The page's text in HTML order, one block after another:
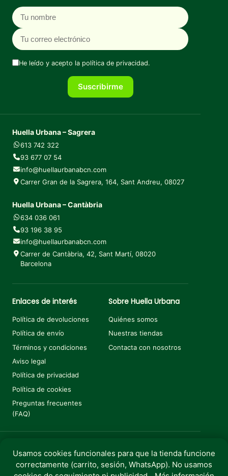
Nombre
Correo electrónico
He leído y acepto la política de privacidad.
Suscribirme
Huella Urbana – Sagrera
613 742 322
93 677 07 54
info@huellaurbanabcn.com
Carrer Gran de la Sagrera, 164, Sant Andreu, 08027
Huella Urbana – Cantàbria
634 036 061
93 196 38 95
info@huellaurbanabcn.com
Carrer de Cantàbria, 42, Sant Martí, 08020
Barcelona
Enlaces de interés
Política de devoluciones
Política de envío
Términos y condiciones
Aviso legal
Política de privacidad
Política de cookies
Preguntas frecuentes
(FAQ)
Sobre Huella Urbana
Quiénes somos
Nuestras tiendas
Contacta con nosotros
Copyright © 2025 Huella Urbana. Todos los derechos
Usamos cookies funcionales para que la tienda funcione
correctamente (carrito, sesión, WhatsApp). No usamos
€1,40 Añadir al carrito